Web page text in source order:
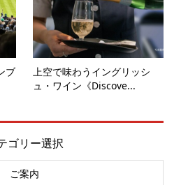
ブ
上空で味わうイングリッシ
ュ・ワイン《Discove...
ゴリー選択
ご案内